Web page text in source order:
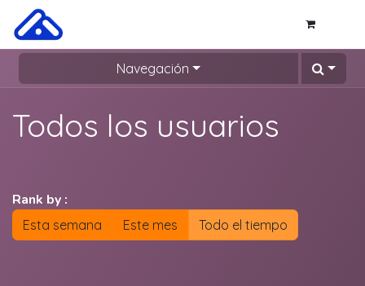
Ir al contenido
Navegación
Todos los usuarios
Rank by :
Esta semana Este mes Todo el tiempo